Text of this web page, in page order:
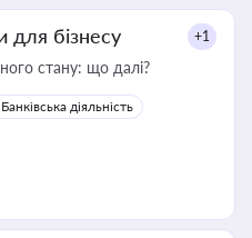
для бізнесу +1
стану: що далі?
Банківська діяльність